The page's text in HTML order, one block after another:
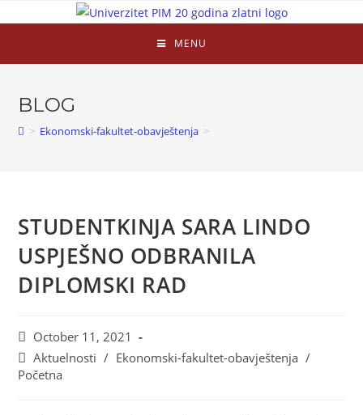
MENU
BLOG
> Ekonomski-fakultet-obavještenja >
STUDENTKINJA SARA LINDO
USPJEŠNO ODBRANILA
DIPLOMSKI RAD
October 11, 2021
Aktuelnosti / Ekonomski-fakultet-obavještenja /
Početna